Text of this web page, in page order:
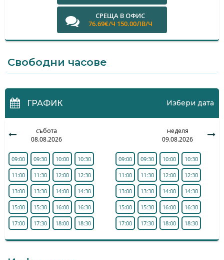
СРЕЩА В ОФИС
76.69€/Ч 150.00ЛВ/Ч
Свободни часове
ГРАФИК Избери дата
събота
08.08.2026
09:00 09:30 10:00 10:30
11:00 11:30 12:00 12:30
13:00 13:30 14:00 14:30
15:00 15:30 16:00 16:30
17:00 17:30 18:00 18:30
неделя
09.08.2026
09:00 09:30 10:00 10:30
11:00 11:30 12:00 12:30
13:00 13:30 14:00 14:30
15:00 15:30 16:00 16:30
17:00 17:30 18:00 18:30